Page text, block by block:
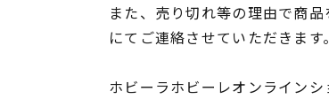
また、売り切れ等の理由で商
にてご連絡させていただきます。
ホビーラホビーレオンライン